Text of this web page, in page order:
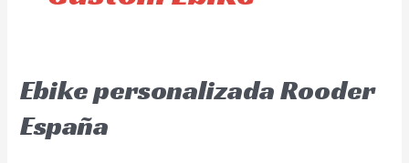
Ebike personalizada Rooder
España